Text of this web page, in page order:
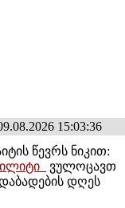
განყოფილებაში
15:03:36
წევრს ნიკით:
ვულოცავთ
დღეს